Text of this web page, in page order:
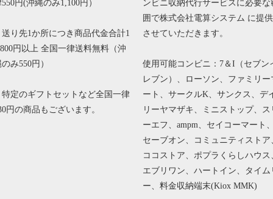
円(沖縄のみ1,100円）
送り先1か所につき商品代金合計1
円以上 全国一律送料無料（沖
み550円）
特定のギフトセットなど全国一律
円の商品もございます。
ンビニ収納代行サービスに必要な
囲で株式会社電算システム に提供
させていただきます。
使用可能コンビニ：7＆I（セブン
レブン）、ローソン、ファミリー
ート、サークルK、サンクス、デ
リーヤマザキ、ミニストップ、ス
ーエフ、ampm、セイコーマート、
セーブオン、コミュニティストア
ココストア、ポプラくらしハウス
エブリワン、ハートイン、タイム
ー、料金収納端末(Kiox MMK)